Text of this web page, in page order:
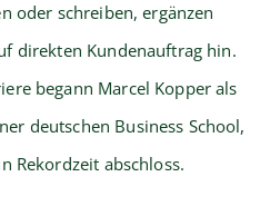
oder schreiben, ergänzen
direkten Kundenauftrag hin.
begann Marcel Kopper als
deutschen Business School,
Rekordzeit abschloss.